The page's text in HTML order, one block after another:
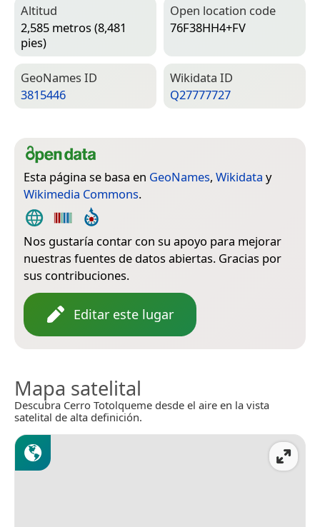
Altitud
2,585 metros (8,481
pies)
Open location code
76F38HH4+FV
Geo­Names ID
3815446
Wiki­data ID
Q27777727
Esta página se basa en GeoNames, Wikidata y
Wikimedia Commons.
Nos gustaría contar con su apoyo para mejorar
nuestras fuentes de datos abiertas. Gracias por
sus contribuciones.
Editar este lugar
Mapa satelital
Descubra Cerro Totolqueme desde el aire en la vista
satelital de alta definición.